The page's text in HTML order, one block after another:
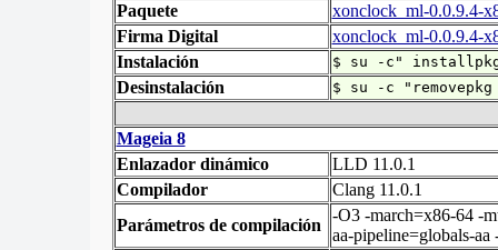
Paquete
xonclock_ml-0.0.9.4-
Firma Digital
xonclock_ml-0.0.9.4-
Instalación
$ su -c" installpkg
Desinstalación $ su -c
Mageia 8
Enlazador dinámico
LLD 11.0.1
Compilador
Clang 11.0.1
Parámetros de compilación
-O3 -march=x86-64 -
aa-pipeline=globals-